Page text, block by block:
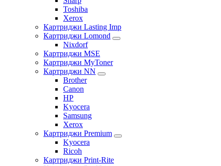
Toshiba
Xerox
Картриджи Lasting Imp
Картриджи Lomond
Nixdorf
Картриджи MSE
Картриджи MyToner
Картриджи NN
Brother
Canon
HP
Kyocera
Samsung
Xerox
Картриджи Premium
Kyocera
Ricoh
Картриджи Print-Rite